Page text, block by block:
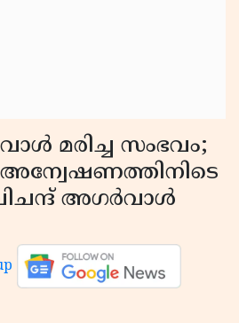
മരിച്ച സംഭവം;
അഗർവാൾ